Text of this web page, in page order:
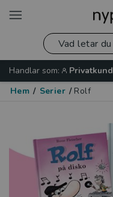
Handlar som:
Privatkund
Hem / Serier / Rolf